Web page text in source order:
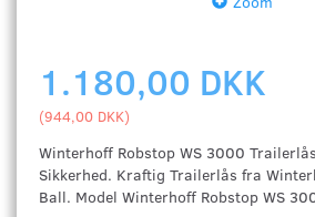
1.180,00 DKK
(944,00 DKK)
Winterhoff Robstop WS 3000
Sikkerhed. Kraftig Trailerlås fra
Ball. Model Winterhoff Robstop WS